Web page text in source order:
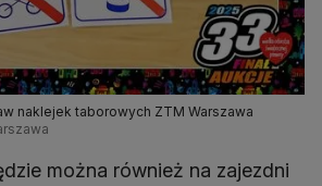
naklejek taborowych ZTM Warszawa
można również na zajezdni